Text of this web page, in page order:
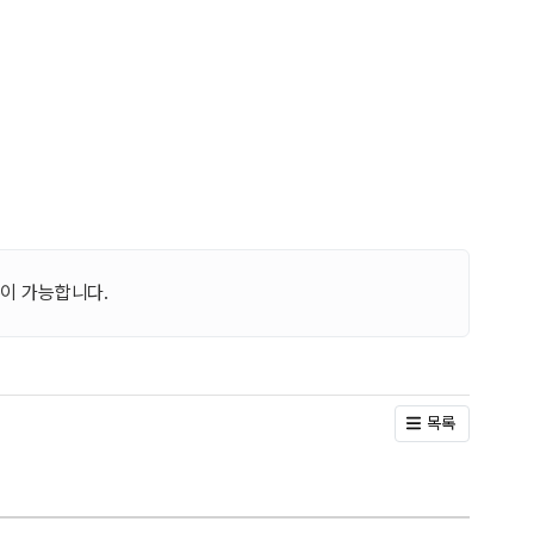
가능합니다.
목록